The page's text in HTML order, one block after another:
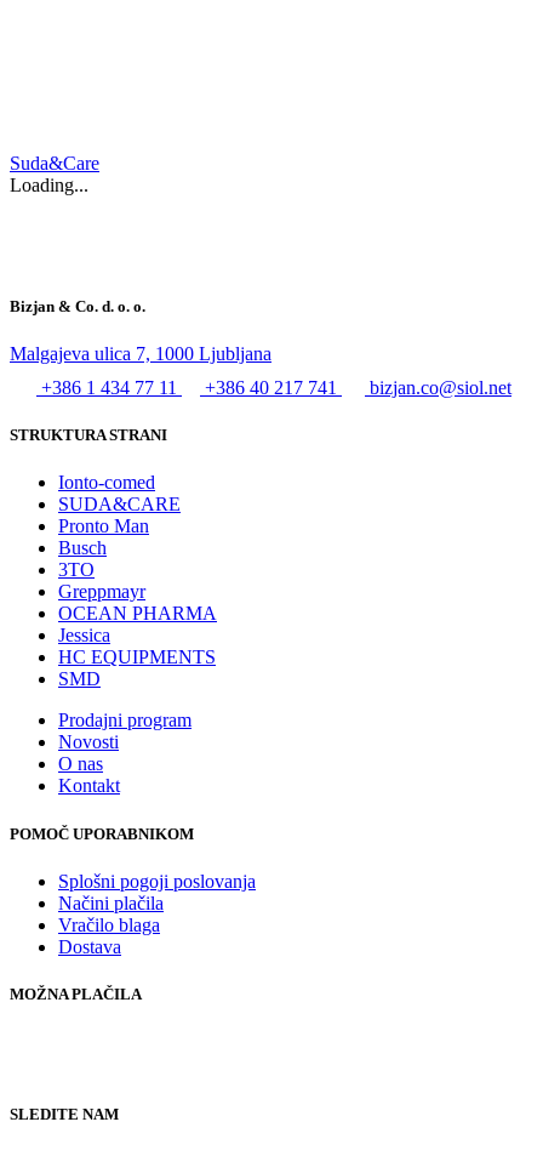
Suda&Care
Loading...
Bizjan & Co. d. o. o.
Malgajeva ulica 7, 1000 Ljubljana
+386 1 434 77 11
+386 40 217 741 bizjan.co@siol.net
STRUKTURA STRANI
Ionto-comed
SUDA&CARE
Pronto Man
Busch
3TO
Greppmayr
OCEAN PHARMA
Jessica
HC EQUIPMENTS
SMD
Prodajni program
Novosti
O nas
Kontakt
POMOČ UPORABNIKOM
Splošni pogoji poslovanja
Načini plačila
Vračilo blaga
Dostava
MOŽNA PLAČILA
SLEDITE NAM